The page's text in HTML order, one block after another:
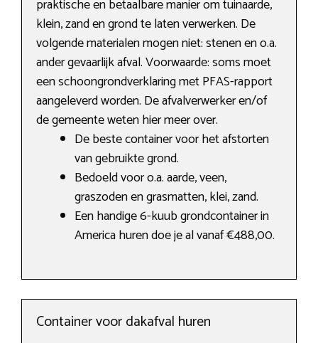
praktische en betaalbare manier om tuinaarde,
klein, zand en grond te laten verwerken. De
volgende materialen mogen niet: stenen en o.a.
ander gevaarlijk afval. Voorwaarde: soms moet
een schoongrondverklaring met PFAS-rapport
aangeleverd worden. De afvalverwerker en/of
de gemeente weten hier meer over.
De beste container voor het afstorten
van gebruikte grond.
Bedoeld voor o.a. aarde, veen,
graszoden en grasmatten, klei, zand.
Een handige 6-kuub grondcontainer in
America huren doe je al vanaf €488,00.
Container voor dakafval huren